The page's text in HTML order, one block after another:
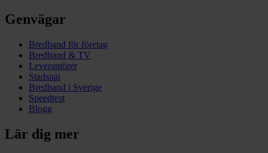
Genvägar
Bredband för företag
Bredband & TV
Leverantörer
Stadsnät
Bredband i Sverige
Speedtest
Blogg
Lär dig mer